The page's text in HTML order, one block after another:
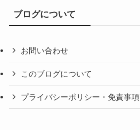
ブログについて
お問い合わせ
このブログについて
プライバシーポリシー・免責事項